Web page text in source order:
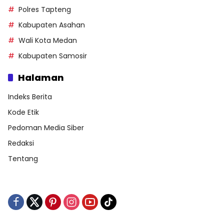
Polres Tapteng
Kabupaten Asahan
Wali Kota Medan
Kabupaten Samosir
Halaman
Indeks Berita
Kode Etik
Pedoman Media Siber
Redaksi
Tentang